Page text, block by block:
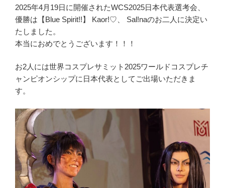
2025年4月19日に開催されたWCS2025日本代表選考会、
優勝は【Blue Spirit!!】 Kaor!♡、 Sal!naのお二人に決定い
たしました。
本当におめでとうございます！！！
お2人には世界コスプレサミット2025ワールドコスプレチ
ャンピオンシップに日本代表としてご出場いただきま
す。